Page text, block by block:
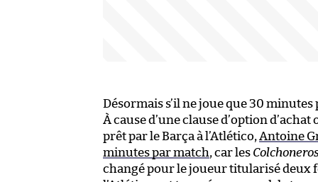
Désormais s’il ne joue que 30 minutes
À cause d’une clause d’option
prêt par le Barça à l’Atlético, Antoine
minutes par match, car les
changé pour le joueur titularisé deux